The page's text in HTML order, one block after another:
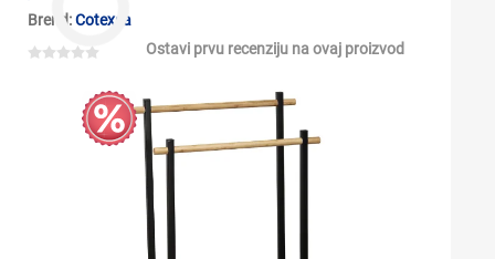
Brend:Cotexsa
Ostavi prvu recenziju na ovaj proizvod